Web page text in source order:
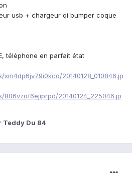
usb + chargeur qi bumper coque
téléphone en parfait état
20140128_010846.jp
20140124_225046.jp
Teddy Du 84